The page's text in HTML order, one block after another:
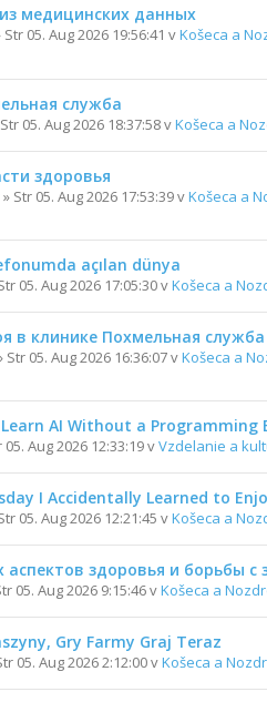
медицинских данных
Str 05. Aug 2026 19:56:41 vKošeca a
служба
05. Aug 2026 18:37:58 vKošeca a
здоровья
» Str 05. Aug 2026 17:53:39 vKošeca a
açılan dünya
05. Aug 2026 17:05:30 vKošeca a
в клинике Похмельная служба
Str 05. Aug 2026 16:36:07 vKošeca a
AI Without a Programming
05. Aug 2026 12:33:19 vVzdelanie a
I Accidentally Learned to
05. Aug 2026 12:21:45 vKošeca a
здоровья и борьбы с
05. Aug 2026 9:15:46 vKošeca a
Gry Farmy Graj Teraz
05. Aug 2026 2:12:00 vKošeca a